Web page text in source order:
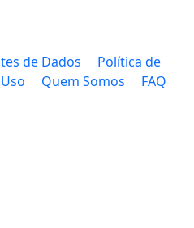
de Dados
Política de
Quem Somos FAQ